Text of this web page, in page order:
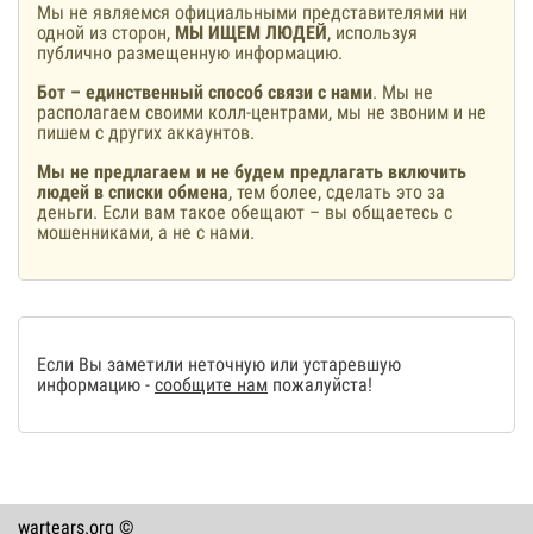
Мы не являемся официальными представителями ни
одной из сторон, МЫ ИЩЕМ ЛЮДЕЙ, используя
публично размещенную информацию.
Бот – единственный способ связи с нами. Мы не
располагаем своими колл-центрами, мы не звоним и не
пишем с других аккаунтов.
Мы не предлагаем и не будем предлагать включить
людей в списки обмена, тем более, сделать это за
деньги. Если вам такое обещают – вы общаетесь с
мошенниками, а не с нами.
Если Вы заметили неточную или устаревшую
информацию - сообщите нам пожалуйста!
wartears.org ©